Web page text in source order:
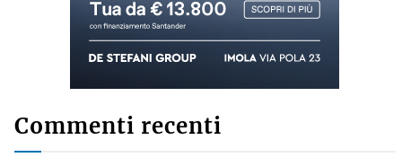
Commenti recenti